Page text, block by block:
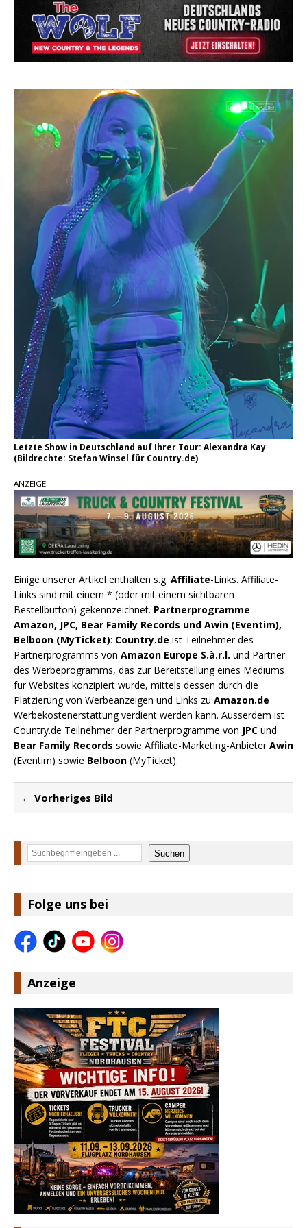
Parton, Bill Anderson und Shaboozey im Fokus
Chris Johnson & The Hollywood Hillbillies
kündigen neues Album mit „Better Days
Danke für Euer Vertrauen: Country.de erreicht
täglich rund 10.000 Leser
Letzte Show in Deutschland auf Ihrer Tour: Alexandra Kay
(Bildrechte: Stefan Winsel für Country.de)
ANZEIGE
Einige unserer Artikel enthalten s.g. Affiliate-Links. Affiliate-
Links sind mit einem * (oder mit einem sichtbaren
Bestellbutton) gekennzeichnet. Partnerprogramme
Amazon, JPC, Bear Family Records und Awin (Eventim),
Belboon (MyTicket): Country.de ist Teilnehmer des
Partnerprogramms von Amazon Europe S.à.r.l. und Partner
des Werbeprogramms, das zur Bereitstellung eines Mediums
für Websites konzipiert wurde, mittels dessen durch die
Platzierung von Werbeanzeigen und Links zu Amazon.de
Werbekostenerstattung verdient werden kann. Ausserdem ist
Country.de Teilnehmer der Partnerprogramme von JPC und
Bear Family Records sowie Affiliate-Marketing-AnbieterAwin
(Eventim) sowie Belboon (MyTicket).
← Vorheriges Bild
Suchen Suchen
Folge uns bei
Anzeige